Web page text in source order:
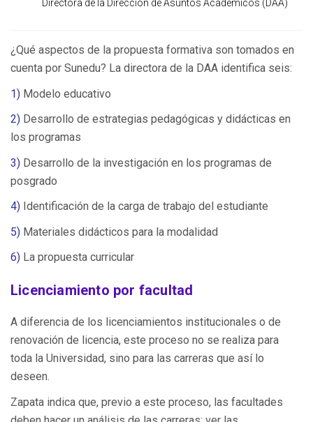
Directora de la Dirección de Asuntos Académicos (DAA)
¿Qué aspectos de la propuesta formativa son tomados en
cuenta por Sunedu? La directora de la DAA identifica seis:
1) Modelo educativo
2) Desarrollo de estrategias pedagógicas y didácticas en
los programas
3) Desarrollo de la investigación en los programas de
posgrado
4) Identificación de la carga de trabajo del estudiante
5) Materiales didácticos para la modalidad
6) La propuesta curricular
Licenciamiento por facultad
A diferencia de los licenciamientos institucionales o de
renovación de licencia, este proceso no se realiza para
toda la Universidad, sino para las carreras que así lo
deseen.
Zapata indica que, previo a este proceso, las facultades